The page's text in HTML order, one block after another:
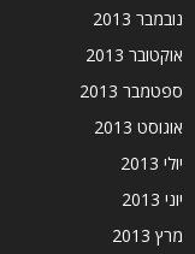
נובמבר 2013
אוקטובר 2013
ספטמבר 2013
אוגוסט 2013
יולי 2013
יוני 2013
מרץ 2013